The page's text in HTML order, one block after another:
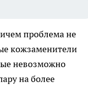
проблема не
кожзаменители
невозможно
на более